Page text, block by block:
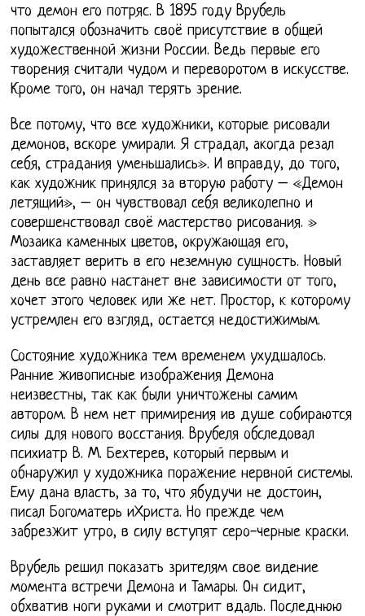
что демон его потряс. В 1895 году Врубель
попытался обозначить своё присутствие в общей
художественной жизни России. Ведь первые его
творения считали чудом и переворотом в искусстве.
Кроме того, он начал терять зрение.
Все потому, что все художники, которые рисовали
демонов, вскоре умирали. Я страдал, акогда резал
себя, страдания уменьшались». И вправду, до того,
как художник принялся за вторую работу – «Демон
летящий», – он чувствовал себя великолепно и
совершенствовал своё мастерство рисования. »
Мозаика каменных цветов, окружающая его,
заставляет верить в его неземную сущность. Новый
день все равно настанет вне зависимости от того,
хочет этого человек или же нет. Простор, к которому
устремлен его взгляд, остается недостижимым.
Состояние художника тем временем ухудшалось.
Ранние живописные изображения Демона
неизвестны, так как были уничтожены самим
автором. В нем нет примирения ив душе собираются
силы для нового восстания. Врубеля обследовал
психиатр В. М. Бехтерев, который первым и
обнаружил у художника поражение нервной системы.
Ему дана власть, за то, что ябудучи не достоин,
писал Богоматерь иХриста. Но прежде чем
забрезжит утро, в силу вступят серо-черные краски.
Врубель решил показать зрителям свое видение
момента встречи Демона и Тамары. Он сидит,
обхватив ноги руками и смотрит вдаль. Последнюю